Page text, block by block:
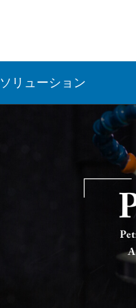
ソリューション